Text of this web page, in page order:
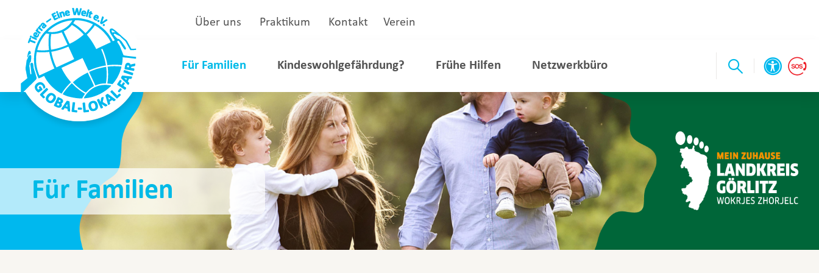
Über uns Praktikum Kontakt Verein
Für Familien Kindeswohlgefährdung? Frühe Hilfen Netzwerkbüro
Für Familien